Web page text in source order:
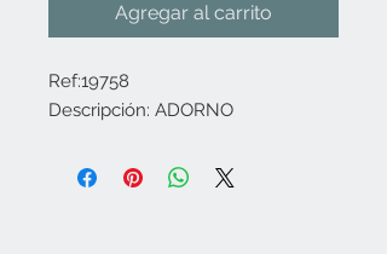
Agregar al carrito
Ref:19758
Descripción: ADORNO